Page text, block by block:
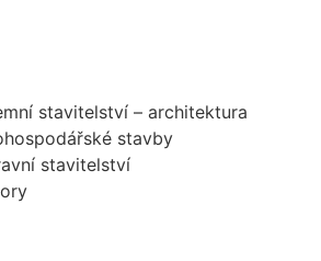
stavitelství – architektura
stavby
stavitelství